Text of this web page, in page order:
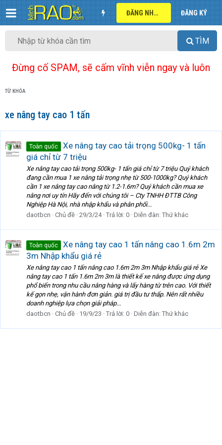
ĐĂNG NHẬP ĐĂNG KÝ
TÌM
Đừng cố SPAM, sẽ cấm vĩnh viễn ngay và luôn
TỪ KHÓA
xe nâng tay cao 1 tấn
Toàn quốc
Xe nâng tay cao tải trọng 500kg- 1 tấn
giá chỉ từ 7 triệu
Xe nâng tay cao tải trọng 500kg- 1 tấn giá chỉ từ 7 triệu Quý khách
đang cần mua 1 xe nâng tải trọng nhẹ từ 500-1000kg? Quý khách
cần 1 xe nâng tay cao nâng từ 1.2-1.6m? Quý khách cần mua xe
nâng nơi uy tín Hãy đến với chúng tôi – Cty TNHH ĐTTB Công
Nghiệp Hà Nội, nhà nhập khẩu và phân phối...
daotbcn
Chủ đề 29/3/24 Trả lời: 0 Diễn đàn: Thứ khác
Toàn quốc
Xe nâng tay cao 1 tấn nâng cao 1.6m 2m
3m Nhập khẩu giá rẻ
Xe nâng tay cao 1 tấn nâng cao 1.6m 2m 3m Nhập khẩu giá rẻ Xe
nâng tay cao 1 tấn 1.6m 2m 3m là thiết kế xe nâng được ứng dụng
phổ biến trong nhu cầu nâng hàng và lấy hàng từ trên cao. Với thiết
kế gọn nhẹ, vận hành đơn giản. giá trị đầu tư thấp. Nên rất nhiều
doanh nghiệp lựa chọn giải pháp...
daotbcn
Chủ đề 19/9/23 Trả lời: 0 Diễn đàn: Thứ khác